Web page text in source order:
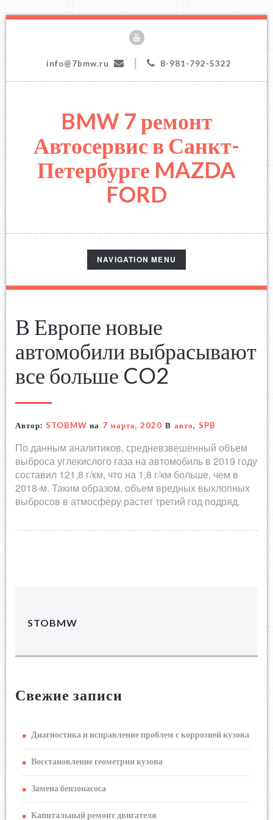
info@7bmw.ru 8-981-792-5322
BMW 7 ремонт
Автосервис в Санкт-
Петербурге MAZDA
FORD
TOGGLE
NAVIGATION
NAVIGATION MENU
В Европе новые
автомобили выбрасывают
все больше CO2
Автор: STOBMW на 7 марта, 2020 В авто, SPB
По данным аналитиков, средневзвешенный объем
выброса углекислого газа на автомобиль в 2019 году
составил 121,8 г/км, что на 1,8 г/км больше, чем в
2018-м. Таким образом, объем вредных выхлопных
выбросов в атмосферу растет третий год подряд.
STOBMW
Свежие записи
Диагностика и исправление проблем с коррозией кузова
Восстановление геометрии кузова
Замена бензонасоса
Капитальный ремонт двигателя